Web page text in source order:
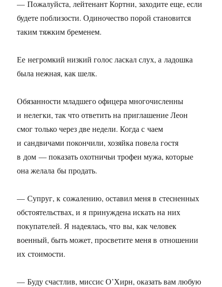
— Пожалуйста, лейтенант Кортни, заходите еще, если
будете поблизости. Одиночество порой становится
таким тяжким бременем.
Ее негромкий низкий голос ласкал слух, а ладошка
была нежная, как шелк.
Обязанности младшего офицера многочисленны
и нелегки, так что ответить на приглашение Леон
смог только через две недели. Когда с чаем
и сандвичами покончили, хозяйка повела гостя
в дом — показать охотничьи трофеи мужа, которые
она желала бы продать.
— Супруг, к сожалению, оставил меня в стесненных
обстоятельствах, и я принуждена искать на них
покупателей. Я надеялась, что вы, как человек
военный, быть может, просветите меня в отношении
их стоимости.
— Буду счастлив, миссис О’Хирн, оказать вам любую